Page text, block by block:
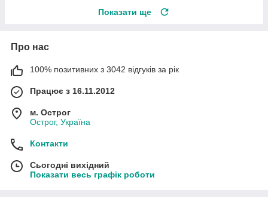
Показати ще
Про нас
100% позитивних з 3042 відгуків за рік
Працює з 16.11.2012
м. Острог
Острог, Україна
Контакти
Сьогодні вихідний
Показати весь графік роботи